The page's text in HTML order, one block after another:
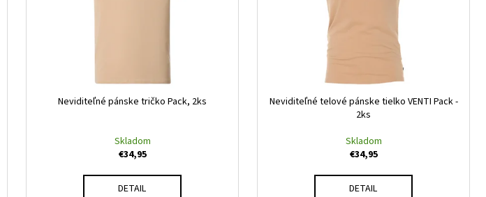
Neviditeľné pánske tričko Pack, 2ks
Skladom
€34,95
DETAIL
Neviditeľné telové pánske tielko VENTI Pack -
2ks
Skladom
€34,95
DETAIL